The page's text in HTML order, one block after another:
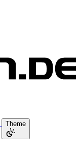
Theme